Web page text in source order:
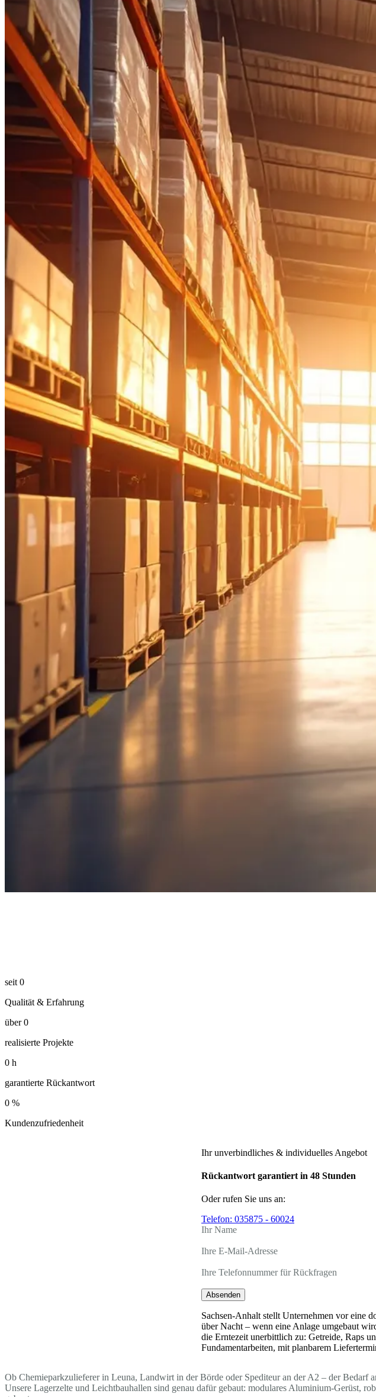
seit 0
Qualität & Erfahrung
über 0
realisierte Projekte
0 h
garantierte Rückantwort
0 %
Kundenzufriedenheit
Ihr unverbindliches & individuelles Angebot
Rückantwort garantiert in 48 Stunden
Oder rufen Sie uns an:
Telefon: 035875 - 60024
Ihr Name
Ihre E-Mail-Adresse
Ihre Telefonnummer für Rückfragen
Absenden
Sachsen-Anhalt stellt Unternehmen vor eine
über Nacht – wenn eine Anlage umgebaut
die Erntezeit unerbittlich zu: Getreide, Raps
Fundamentarbeiten, mit planbarem
Ob Chemieparkzulieferer in Leuna, Landwirt in der Börde oder Spediteur an der A2 – der Bedarf
Unsere Lagerzelte und Leichtbauhallen sind genau dafür gebaut: modulares Aluminium-Gerüst,